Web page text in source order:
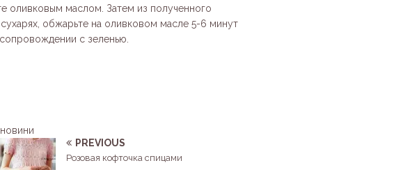
оливковым маслом. Затем из полученного
обжарьте на оливковом масле 5-6 минут
с зеленью.
новини
PREVIOUS
Розовая кофточка спицами